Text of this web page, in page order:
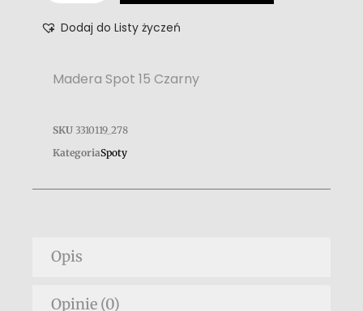
Dodaj do Listy życzeń
Madera Spot 15 Czarny
SKU 3310119_278
KategoriaSpoty
Opis
Opinie (0)